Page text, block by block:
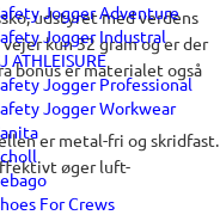
Jogger Adventure
Jogger Industral
ATHLEISURE
Jogger Professional
Jogger Workwear
For Crews
udstyret med verdens
kun 32 gram og er der
bonus er materialet også
er metal-fri og skridfast.
øger luft-